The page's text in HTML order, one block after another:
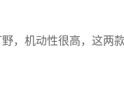
，机动性很高，这两